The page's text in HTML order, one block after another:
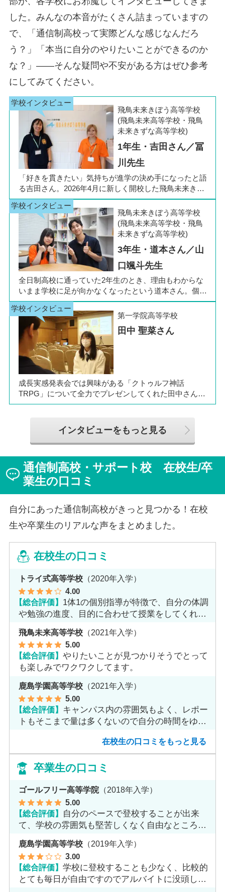
した。みんなの本音がたくさん詰まっていますの
で、「通信制高校って実際どんな感じなんだろ
う？」「本当に自分のやりたいことができるのか
な？」――そんな疑問や不安がある方はぜひ参考
にしてみてください。
飛鳥未来きぼう高等学校
(飛鳥未来高等学校・飛鳥
未来きずな高等学校)
1年生・吉田さん／冨
川先生
「好きを貫きたい」気持ちが進学の決め手になったと語
る吉田さん。2026年4月に新しく開校した飛鳥未来きぼ
う高等学校 柏キャンパスの1年生です。彼女は中学3年
生の公立入試直前に「自分らしく過ごしながら夢に近づ
ける環境を選びたい」と思い、進路変更を決意しまし
た。今回は吉田さん、同キャンパスの冨川先生に、通信
制高校の学校生活の様子や雰囲気、行事について語って
いただきました。お互いの話からは、日々の何気ない会
話や行事を通じて育まれた、先生と生徒の温かな信頼関
係もうかがえました。
飛鳥未来きぼう高等学校
(飛鳥未来高等学校・飛鳥
未来きずな高等学校)
3年生・道本さん／山
口颯斗先生
全日制高校に通っていた2年生のとき、理由もわからな
いまま学校に足が向かなくなったという道本さん。個別
相談会で感じた先生の「温かさ」を決め手に、飛鳥未来
きぼう高等学校の町田キャンパスへの転入を選びまし
た。現在は同校に3年生として在籍しながら、オープン
キャンパスでは未来の後輩たちのサポート役「キャス
ト」として活躍しています。同校の山口颯斗先生ととも
に、通信制ならではの人との関わりや、自分らしく過ご
せる学校生活について語ってくれました。
第一学院高等学校
田中 聖菜さん
成長実感発表会では興味がある「クトゥルフ神話
TRPG」について全力でプレゼンしてくれた田中さん
は、全日制高校での生活の中で体調を崩し、12月に第一
トやスクーリングをこなしながら、自分らしく過ごせる
ようになった2か月を振り返ってお話いただきました。
「通信制高校は家で一人で勉強するもの」というイメー
ジを持っていた田中さんですが、キャンパスでフェロー
（先生）や仲間に囲まれる中で、その不安は希望へと変
わったと言います。
インタビューをもっと見る
通信制高校・サポート校 在校生/卒
業生の口コミ
自分にあった通信制高校がきっと見つかる！在校
生や卒業生のリアルな声をまとめました。
在校生の口コミ
トライ式高等学校 （2020年入学）
4.00
【総合評価】 1体1の個別指導が特徴で、自分の体調
や勉強の進度、目的に合わせて授業をしてくれま
飛鳥未来高等学校 （2021年入学）
5.00
【総合評価】やりたいことが見つかりそうでとって
も楽しみでワクワクしてます。
鹿島学園高等学校 （2021年入学）
5.00
【総合評価】 キャンパス内の雰囲気もよく、レポー
トもそこまで量は多くないので自分の時間をゆっ
在校生の口コミをもっと見る
卒業生の口コミ
ゴールフリー高等学院（2018年入学）
5.00
【総合評価】 自分のペースで登校することが出来
て、学校の雰囲気も堅苦しくなく自由なところが
鹿島学園高等学校 （2019年入学）
3.00
【総合評価】学校に登校することも少なく、比較的
とても毎日が自由ですのでアルバイトに没頭して